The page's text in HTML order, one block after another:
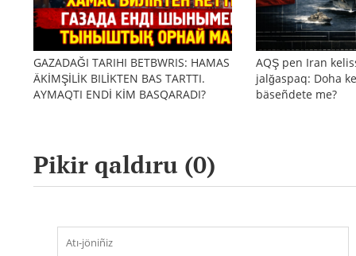
GAZADAĞI TARIHI BETBWRIS: HAMAS
ÄKİMŞİLİK BILİKTEN BAS TARTTI.
AYMAQTI ENDİ KİM BASQARADI?
AQŞ pen Iran
jalğaspaq: Doha
bäseñdete me?
Pikir qaldıru (0)